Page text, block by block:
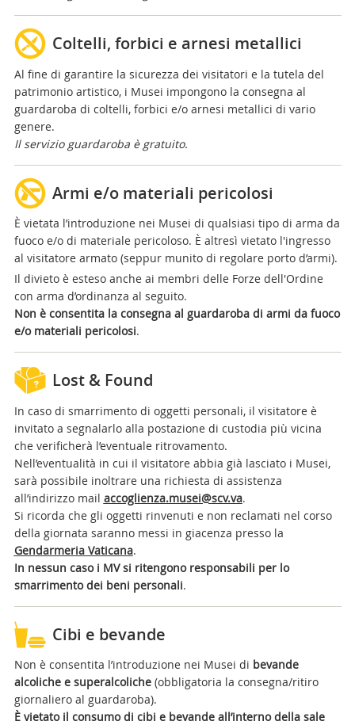
Coltelli, forbici e arnesi metallici
Al fine di garantire la sicurezza dei visitatori e la tutela del
patrimonio artistico, i Musei impongono la consegna al
guardaroba di coltelli, forbici e/o arnesi metallici di vario
genere.
Il servizio guardaroba è gratuito.
Armi e/o materiali pericolosi
È vietata l’introduzione nei Musei di qualsiasi tipo di arma da
fuoco e/o di materiale pericoloso. È altresì vietato l'ingresso
al visitatore armato (seppur munito di regolare porto d’armi).
Il divieto è esteso anche ai membri delle Forze dell'Ordine
con arma d’ordinanza al seguito.
Non è consentita la consegna al guardaroba di armi da fuoco
e/o materiali pericolosi.
Lost & Found
In caso di smarrimento di oggetti personali, il visitatore è
invitato a segnalarlo alla postazione di custodia più vicina
che verificherà l’eventuale ritrovamento.
Nell’eventualità in cui il visitatore abbia già lasciato i Musei,
sarà possibile inoltrare una richiesta di assistenza
all’indirizzo mail accoglienza.musei@scv.va.
Si ricorda che gli oggetti rinvenuti e non reclamati nel corso
della giornata saranno messi in giacenza presso la
Gendarmeria Vaticana.
In nessun caso i MV si ritengono responsabili per lo
smarrimento dei beni personali.
Cibi e bevande
Non è consentita l’introduzione nei Musei di bevande
alcoliche e superalcoliche(obbligatoria la consegna/ritiro
giornaliero al guardaroba).
È vietato il consumo di cibi e bevande all’interno della sale